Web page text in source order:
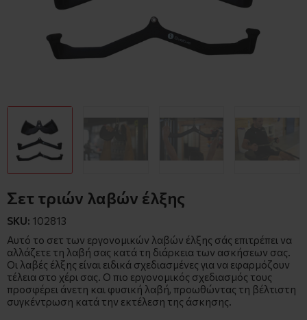
Σετ τριών λαβών έλξης
SKU: 102813
Αυτό το σετ των εργονομικών λαβών έλξης σάς επιτρέπει να
αλλάζετε τη λαβή σας κατά τη διάρκεια των ασκήσεων σας.
Οι λαβές έλξης είναι ειδικά σχεδιασμένες για να εφαρμόζουν
τέλεια στο χέρι σας. Ο πιο εργονομικός σχεδιασμός τους
προσφέρει άνετη και φυσική λαβή, προωθώντας τη βέλτιστη
συγκέντρωση κατά την εκτέλεση της άσκησης.